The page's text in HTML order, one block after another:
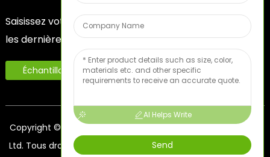
Saisissez votre adresse e-mail et nous vous enverrons
les dernières informations sur nos offres.
Échantillon De Fruits Gratuit
Copyright © 2024 Yantai Youcheng Printing Equipment Co.,
Ltd. Tous droits réservés.
- Plan du site BLOG DE PREMIER PLAN
AI Helps Write
Send